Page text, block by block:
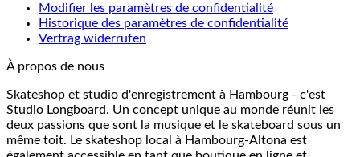
Modifier les paramètres de confidentialité
Historique des paramètres de confidentialité
Vertrag widerrufen
À propos de nous
Skateshop et studio d'enregistrement à Hambourg - c'est
Studio Longboard. Un concept unique au monde réunit les
deux passions que sont la musique et le skateboard sous un
même toit. Le skateshop local à Hambourg-Altona est